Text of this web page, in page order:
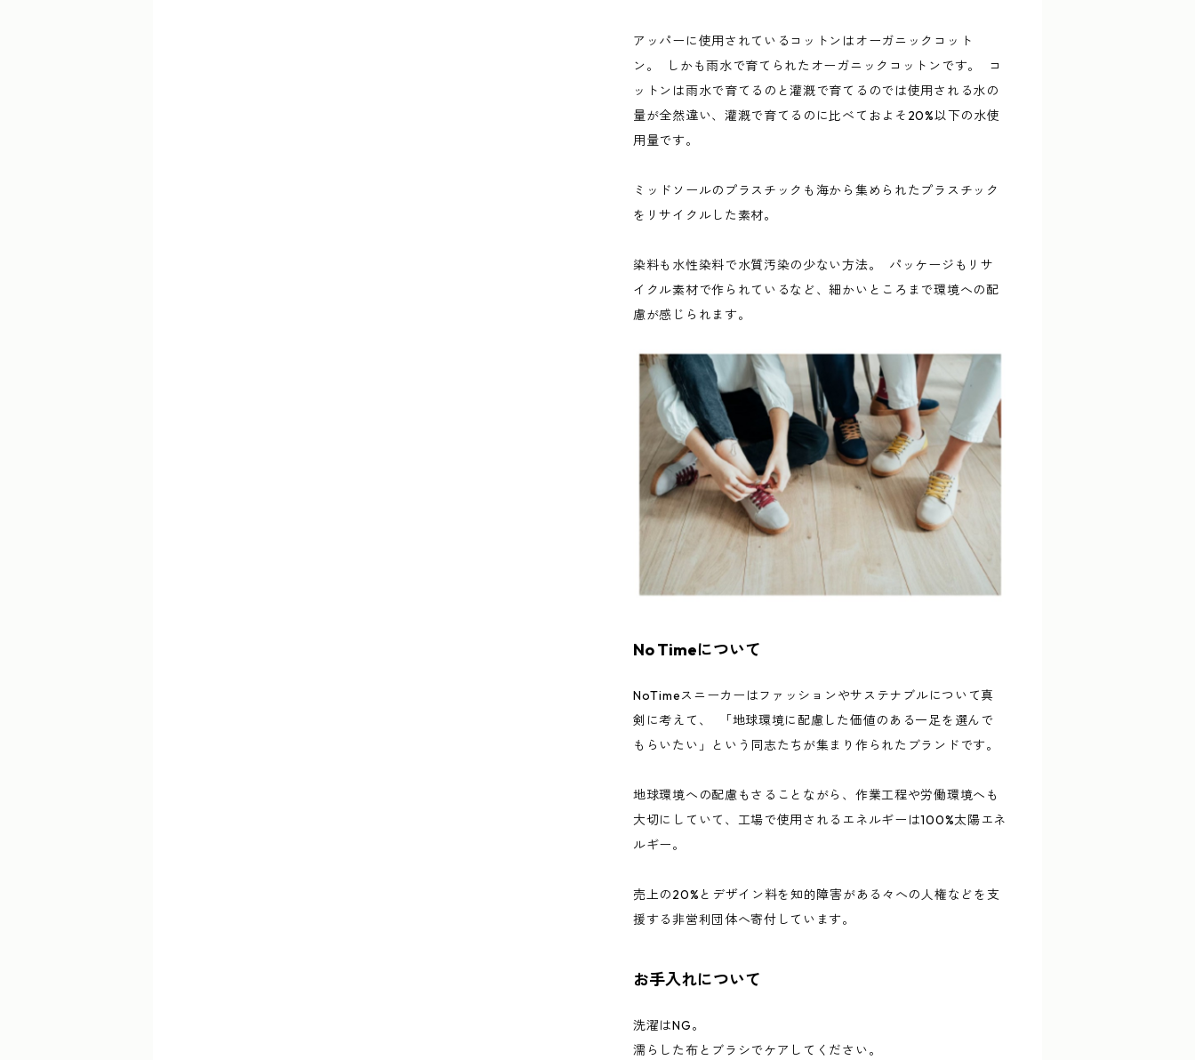
アッパーに使用されているコットンはオーガニックコット
ン。 しかも雨水で育てられたオーガニックコットンです。 コ
ットンは雨水で育てるのと灌漑で育てるのでは使用される水の
量が全然違い、灌漑で育てるのに比べておよそ20%以下の水使
用量です。
ミッドソールのプラスチックも海から集められたプラスチック
をリサイクルした素材。
染料も水性染料で水質汚染の少ない方法。 パッケージもリサ
イクル素材で作られているなど、細かいところまで環境への配
慮が感じられます。
No Timeについて
NoTimeスニーカーはファッションやサステナブルについて真
剣に考えて、 「地球環境に配慮した価値のある一足を選んで
もらいたい」という同志たちが集まり作られたブランドです。
地球環境への配慮もさることながら、作業工程や労働環境へも
大切にしていて、工場で使用されるエネルギーは100%太陽エネ
ルギー。
売上の20%とデザイン料を知的障害がある々への人権などを支
援する非営利団体へ寄付しています。
お手入れについて
洗濯はNG。
濡らした布とブラシでケアしてください。